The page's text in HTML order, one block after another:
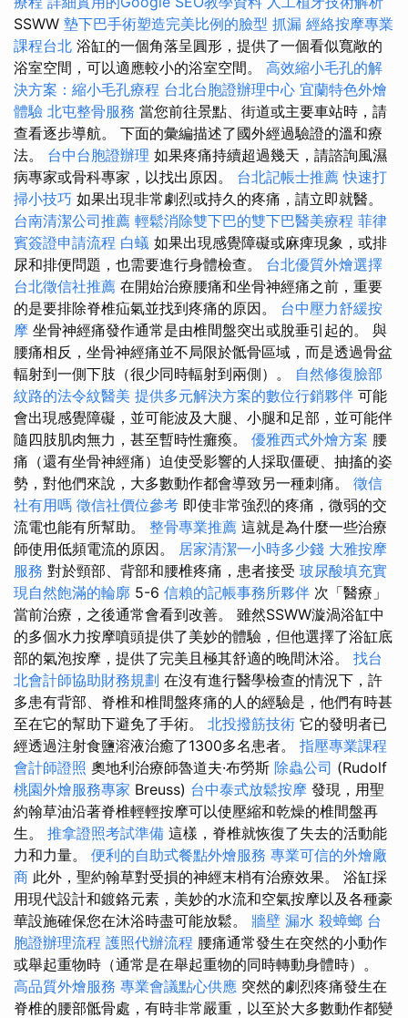
SSWW 墊下巴手術塑造完美比例的臉型 抓漏 經絡按摩專業
課程台北 浴缸的一個角落呈圓形，提供了一個看似寬敞的
浴室空間，可以適應較小的浴室空間。 高效縮小毛孔的解
決方案：縮小毛孔療程 台北台胞證辦理中心 宜蘭特色外燴
體驗 北屯整骨服務 當您前往景點、街道或主要車站時，請
查看逐步導航。 下面的彙編描述了國外經過驗證的溫和療
法。 台中台胞證辦理 如果疼痛持續超過幾天，請諮詢風濕
病專家或骨科專家，以找出原因。 台北記帳士推薦 快速打
掃小技巧 如果出現非常劇烈或持久的疼痛，請立即就醫。
台南清潔公司推薦 輕鬆消除雙下巴的雙下巴醫美療程 菲律
賓簽證申請流程 白蟻 如果出現感覺障礙或麻痺現象，或排
尿和排便問題，也需要進行身體檢查。 台北優質外燴選擇
台北徵信社推薦 在開始治療腰痛和坐骨神經痛之前，重要
的是要排除脊椎疝氣並找到疼痛的原因。 台中壓力舒緩按
摩 坐骨神經痛發作通常是由椎間盤突出或脫垂引起的。 與
腰痛相反，坐骨神經痛並不局限於骶骨區域，而是透過骨盆
輻射到一側下肢（很少同時輻射到兩側）。 自然修復臉部
紋路的法令紋醫美 提供多元解決方案的數位行銷夥伴 可能
會出現感覺障礙，並可能波及大腿、小腿和足部，並可能伴
隨四肢肌肉無力，甚至暫時性癱瘓。 優雅西式外燴方案 腰
痛（還有坐骨神經痛）迫使受影響的人採取僵硬、抽搐的姿
勢，對他們來說，大多數動作都會導致另一種刺痛。 徵信
社有用嗎 徵信社價位參考 即使非常強烈的疼痛，微弱的交
流電也能有所幫助。 整骨專業推薦 這就是為什麼一些治療
師使用低頻電流的原因。 居家清潔一小時多少錢 大雅按摩
服務 對於頸部、背部和腰椎疼痛，患者接受 玻尿酸填充實
現自然飽滿的輪廓 5-6 信賴的記帳事務所夥伴 次「醫療」
當前治療，之後通常會看到改善。 雖然SSWW漩渦浴缸中
的多個水力按摩噴頭提供了美妙的體驗，但他選擇了浴缸底
部的氣泡按摩，提供了完美且極其舒適的晚間沐浴。 找台
北會計師協助財務規劃 在沒有進行醫學檢查的情況下，許
多患有背部、脊椎和椎間盤疼痛的人的經驗是，他們有時甚
至在它的幫助下避免了手術。 北投撥筋技術 它的發明者已
經透過注射食鹽溶液治癒了1300多名患者。 指壓專業課程
會計師證照 奧地利治療師魯道夫·布勞斯 除蟲公司 (Rudolf
桃園外燴服務專家 Breuss) 台中泰式放鬆按摩 發現，用聖
約翰草油沿著脊椎輕輕按摩可以使壓縮和乾燥的椎間盤再
生。 推拿證照考試準備 這樣，脊椎就恢復了失去的活動能
力和力量。 便利的自助式餐點外燴服務 專業可信的外燴廠
商 此外，聖約翰草對受損的神經末梢有治療效果。 浴缸採
用現代設計和鍍鉻元素，美妙的水流和空氣按摩以及各種豪
華設施確保您在沐浴時盡可能放鬆。 牆壁 漏水 殺蟑螂 台
胞證辦理流程 護照代辦流程 腰痛通常發生在突然的小動作
或舉起重物時（通常是在舉起重物的同時轉動身體時）。
高品質外燴服務 專業會議點心供應 突然的劇烈疼痛發生在
脊椎的腰部骶骨處，有時非常嚴重，以至於大多數動作都變